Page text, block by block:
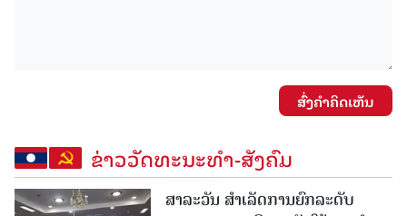
ສົ່ງຄໍາຄິດເຫັນ
ຂ່າວວັດທະນະທຳ-ສັງຄົມ
ສາລະວັນ ສໍາເລັດການຍົກລະດັບ